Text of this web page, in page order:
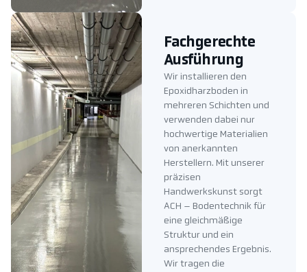
Fachgerechte
Ausführung
Wir installieren den
Epoxidharzboden in
mehreren Schichten und
verwenden dabei nur
hochwertige Materialien
von anerkannten
Herstellern. Mit unserer
präzisen
Handwerkskunst sorgt
ACH – Bodentechnik für
eine gleichmäßige
Struktur und ein
ansprechendes Ergebnis.
Wir tragen die